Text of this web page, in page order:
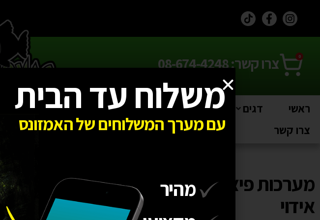
0 צרו קשר: 08-674-4248
ראשי דגים בריכות טרריומים חיים זוחלים
צרו קשר
מערכות פיצוי
אידוי
משלוח עד הבית
עם מערך המשלוחים של האמזונס
מהיר